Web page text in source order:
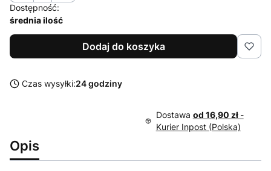
Dostępność:
średnia ilość
Dodaj do koszyka
Czas wysyłki:24 godziny
Dostawa od 16,90 zł -
Kurier Inpost (Polska)
Opis